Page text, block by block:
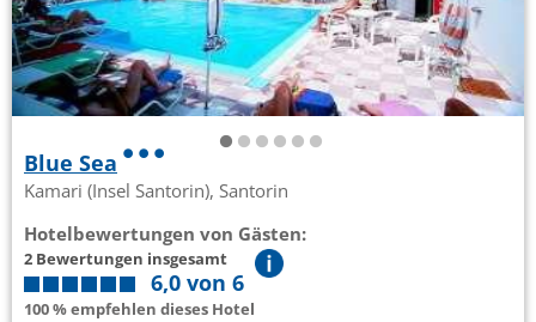
Blue Sea
Kamari (Insel Santorin), Santorin
Hotelbewertungen von Gästen:
2 Bewertungen insgesamt
6,0 von 6
100 % empfehlen dieses Hotel